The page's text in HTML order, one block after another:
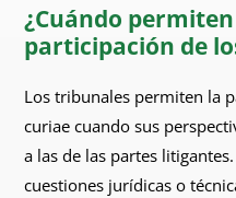
¿Cuándo
participación de
Los tribunales permiten la
curiae cuando sus
a las de las partes
cuestiones jurídicas o